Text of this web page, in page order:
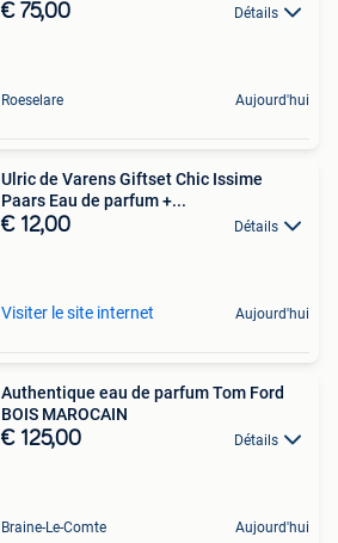
€ 75,00 Détails
Roeselare Aujourd'hui
Ulric de Varens Giftset Chic Issime
Paars Eau de parfum +...
€ 12,00 Détails
Visiter le site internet Aujourd'hui
Authentique eau de parfum Tom Ford
BOIS MAROCAIN
€ 125,00 Détails
Braine-Le-Comte Aujourd'hui